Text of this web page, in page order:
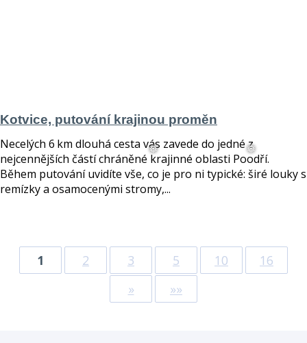
Kotvice, putování krajinou proměn
Necelých 6 km dlouhá cesta vás zavede do jedné z
nejcennějších částí chráněné krajinné oblasti Poodří.
Během putování uvidíte vše, co je pro ni typické: širé louky s
remízky a osamocenými stromy,...
1 2 3 5 10
16
»» »»